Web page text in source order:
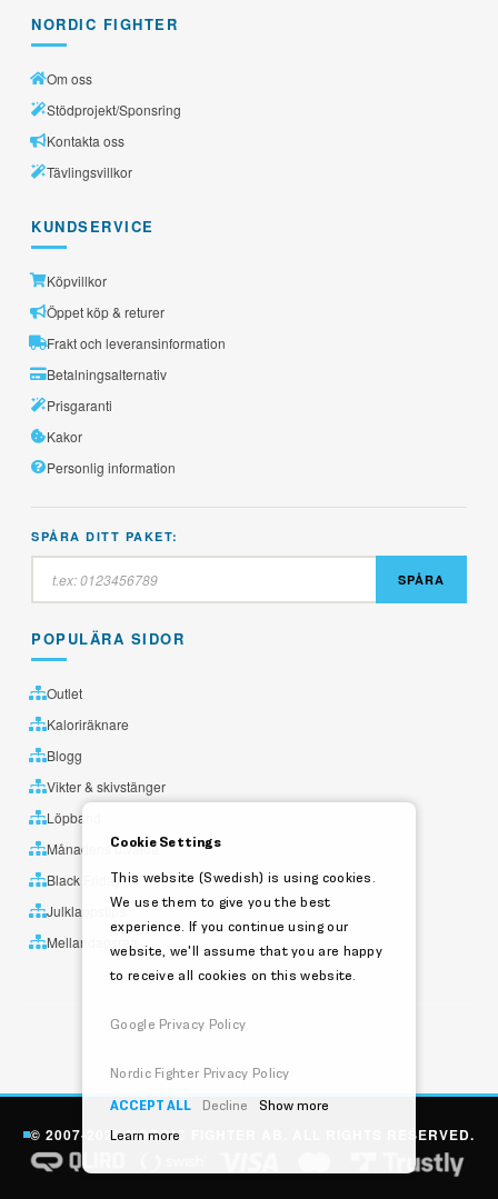
NORDIC FIGHTER
Om oss
Stödprojekt/Sponsring
Kontakta oss
Tävlingsvillkor
KUNDSERVICE
Köpvillkor
Öppet köp & returer
Frakt och leveransinformation
Betalningsalternativ
Prisgaranti
Kakor
Personlig information
SPÅRA DITT PAKET:
SPÅRA
POPULÄRA SIDOR
Outlet
Kaloriräknare
Blogg
Vikter & skivstänger
Löpband
Månadens utvalda
Black Friday
Julklappstips
Mellandagsrea
© 2007-2026 NORDIC FIGHTER AB. ALL RIGHTS RESERVED.
Cookie Settings
This website (Swedish) is using cookies.
We use them to give you the best
experience. If you continue using our
website, we'll assume that you are happy
to receive all cookies on this website.
Google Privacy Policy
Nordic Fighter Privacy Policy
ACCEPT ALL
Decline
Show more
Learn more